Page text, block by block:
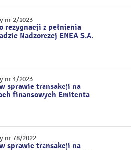
nr 2/2023
rezygnacji z pełnienia
Nadzorczej ENEA S.A.
nr 1/2023
sprawie transakcji na
finansowych Emitenta
nr 78/2022
sprawie transakcji na